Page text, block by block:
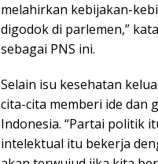
melahirkan kebijakan-
digodok di parlemen,”
sebagai PNS ini.
Selain isu kesehatan
cita-cita memberi ide dan
Indonesia. “Partai politik
intelektual itu bekerja